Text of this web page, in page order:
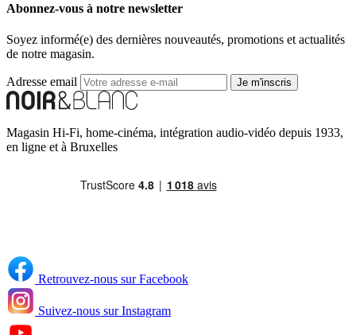
Abonnez-vous à notre newsletter
Soyez informé(e) des dernières nouveautés, promotions et actualités
de notre magasin.
Adresse email Je m'inscris
Magasin Hi-Fi, home-cinéma, intégration audio-vidéo depuis 1933,
en ligne et à Bruxelles
Retrouvez-nous sur Facebook
Suivez-nous sur Instagram